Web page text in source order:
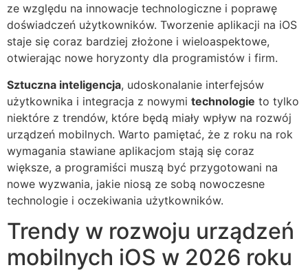
ze względu na innowacje technologiczne i poprawę
doświadczeń użytkowników. Tworzenie aplikacji na iOS
staje się coraz bardziej złożone i wieloaspektowe,
otwierając nowe horyzonty dla programistów i firm.
Sztuczna inteligencja, udoskonalanie interfejsów
użytkownika i integracja z nowymi technologie to tylko
niektóre z trendów, które będą miały wpływ na rozwój
urządzeń mobilnych. Warto pamiętać, że z roku na rok
wymagania stawiane aplikacjom stają się coraz
większe, a programiści muszą być przygotowani na
nowe wyzwania, jakie niosą ze sobą nowoczesne
technologie i oczekiwania użytkowników.
Trendy w rozwoju urządzeń
mobilnych iOS w 2026 roku